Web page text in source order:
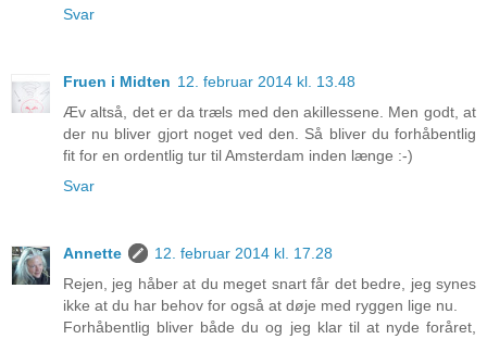
Svar
Fruen i Midten 12. februar 2014 kl. 13.48
Æv altså, det er da træls med den akillessene. Men godt, at
der nu bliver gjort noget ved den. Så bliver du forhåbentlig
fit for en ordentlig tur til Amsterdam inden længe :-)
Svar
Annette
12. februar 2014 kl. 17.28
Rejen, jeg håber at du meget snart får det bedre, jeg synes
ikke at du har behov for også at døje med ryggen lige nu.
Forhåbentlig bliver både du og jeg klar til at nyde foråret,